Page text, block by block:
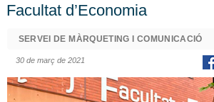
Facultat d’Economia
SERVEI DE MÀRQUETING I COMUNICACIÓ
30 de març de 2021